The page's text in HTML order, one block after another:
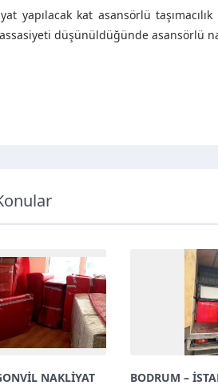
yapılacak kat asansörlü
düşünüldüğünde asansörlü
BODRUM – İSTANBUL